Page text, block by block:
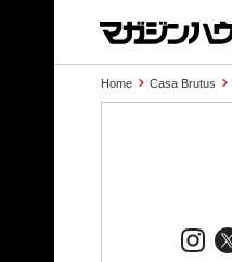
Home Casa Brutus